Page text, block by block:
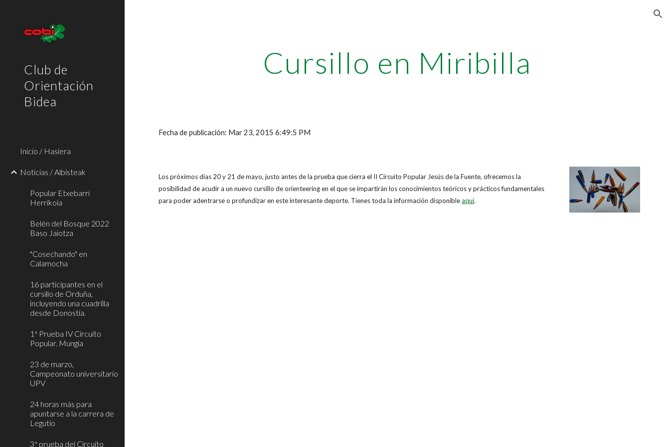
Club de
Orientación
Bidea
Inicio / Hasiera
Noticias / Albisteak
Popular Etxebarri
Herrikoia
Belén del Bosque 2022
Baso Jaiotza
"Cosechando" en
Calamocha
16 participantes en el
cursillo de Orduña,
incluyendo una cuadrilla
desde Donostia.
1ª Prueba IV Circuito
Popular. Mungia
23 de marzo,
Campeonato universitario
UPV
24 horas más para
apuntarse a la carrera de
Legutio
3ª prueba del Circuito
Cursillo en Miribilla
Fecha de publicación: Mar 23, 2015 6:49:5 PM
Los próximos días 20 y 21 de mayo, justo antes de la prueba que cierra el II Circuito Popular Jesús de la Fuente, ofrecemos la
posibilidad de acudir a un nuevo cursillo de orienteering en el que se impartirán los conocimientos teóricos y prácticos fundamentales
para poder adentrarse o profundizar en este interesante deporte. Tienes toda la información disponible aquí.